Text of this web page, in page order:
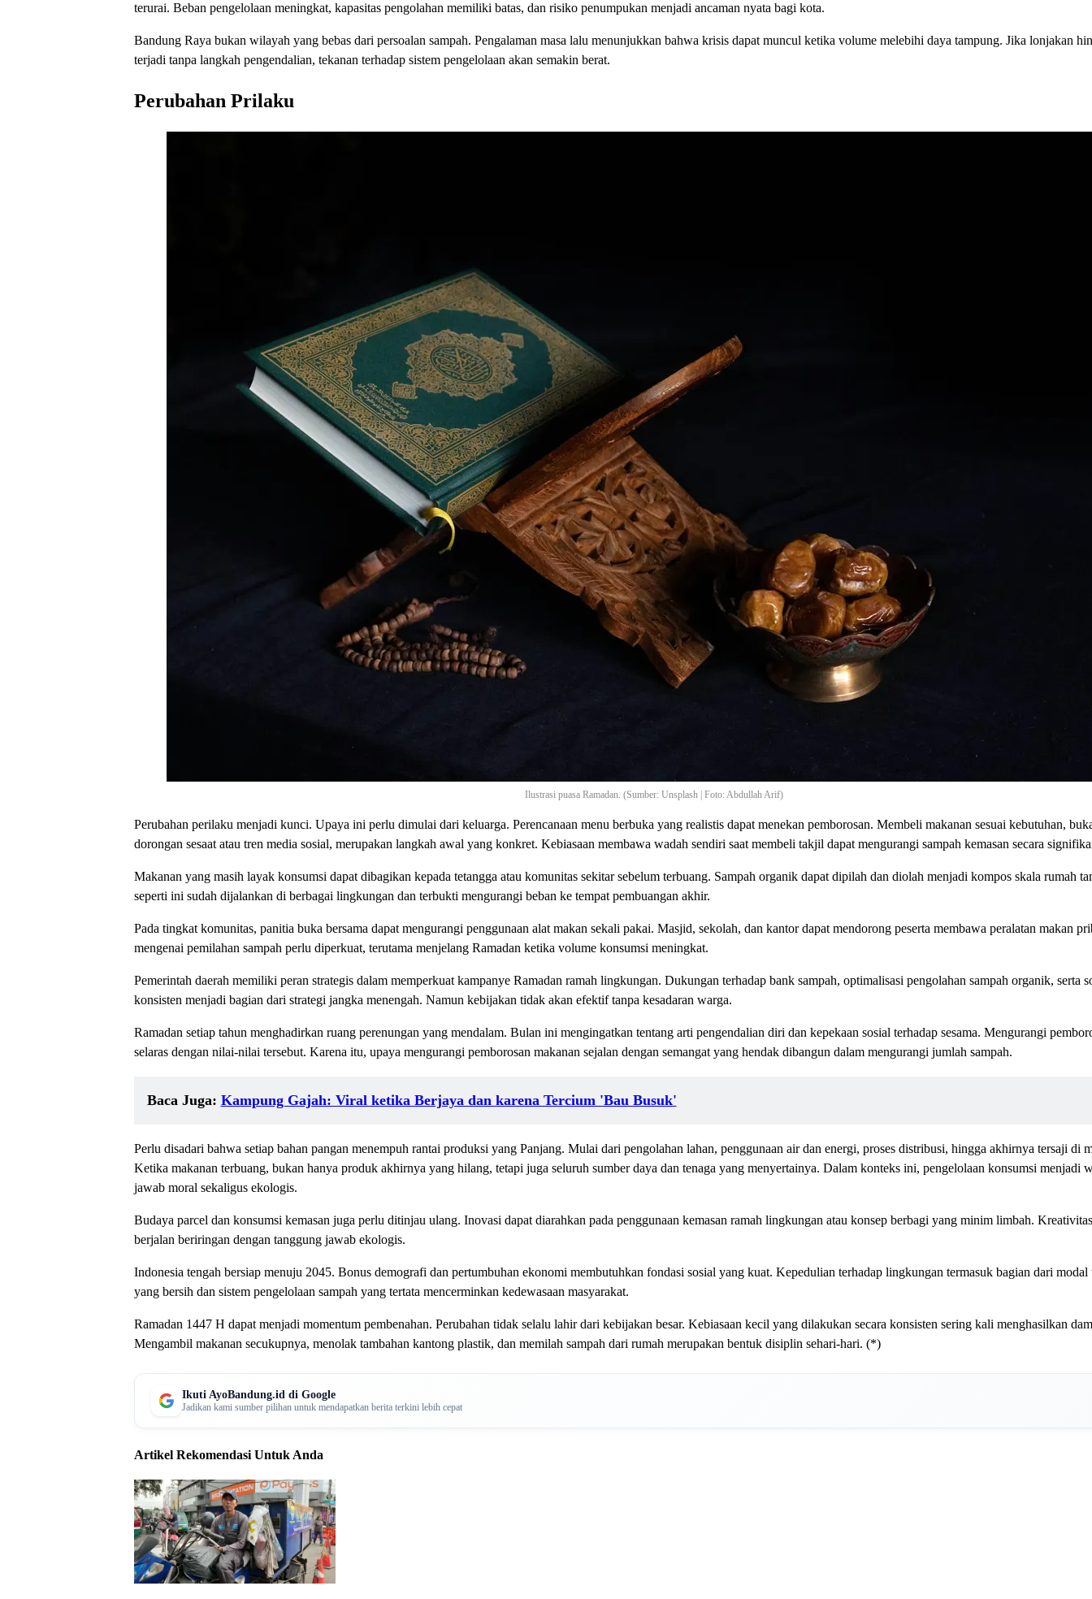
terurai. Beban pengelolaan meningkat, kapasitas pengolahan memiliki batas, dan risiko penumpukan menjadi ancaman nyata bagi kota.
Bandung Raya bukan wilayah yang bebas dari persoalan sampah. Pengalaman masa lalu menunjukkan bahwa krisis dapat muncul ketika volume melebihi daya tampung. Jika lonjakan
terjadi tanpa langkah pengendalian, tekanan terhadap sistem pengelolaan akan semakin berat.
Perubahan Prilaku
Ilustrasi puasa Ramadan. (Sumber: Unsplash | Foto: Abdullah Arif)
Perubahan perilaku menjadi kunci. Upaya ini perlu dimulai dari keluarga. Perencanaan menu berbuka yang realistis dapat menekan pemborosan. Membeli makanan sesuai kebutuhan,
dorongan sesaat atau tren media sosial, merupakan langkah awal yang konkret. Kebiasaan membawa wadah sendiri saat membeli takjil dapat mengurangi sampah kemasan secara
Makanan yang masih layak konsumsi dapat dibagikan kepada tetangga atau komunitas sekitar sebelum terbuang. Sampah organik dapat dipilah dan diolah menjadi kompos skala rumah
seperti ini sudah dijalankan di berbagai lingkungan dan terbukti mengurangi beban ke tempat pembuangan akhir.
Pada tingkat komunitas, panitia buka bersama dapat mengurangi penggunaan alat makan sekali pakai. Masjid, sekolah, dan kantor dapat mendorong peserta membawa peralatan makan
mengenai pemilahan sampah perlu diperkuat, terutama menjelang Ramadan ketika volume konsumsi meningkat.
Pemerintah daerah memiliki peran strategis dalam memperkuat kampanye Ramadan ramah lingkungan. Dukungan terhadap bank sampah, optimalisasi pengolahan sampah organik, serta
konsisten menjadi bagian dari strategi jangka menengah. Namun kebijakan tidak akan efektif tanpa kesadaran warga.
Ramadan setiap tahun menghadirkan ruang perenungan yang mendalam. Bulan ini mengingatkan tentang arti pengendalian diri dan kepekaan sosial terhadap sesama. Mengurangi
selaras dengan nilai-nilai tersebut. Karena itu, upaya mengurangi pemborosan makanan sejalan dengan semangat yang hendak dibangun dalam mengurangi jumlah sampah.
Baca Juga: Kampung Gajah: Viral ketika Berjaya dan karena Tercium 'Bau Busuk'
Perlu disadari bahwa setiap bahan pangan menempuh rantai produksi yang Panjang. Mulai dari pengolahan lahan, penggunaan air dan energi, proses distribusi, hingga akhirnya tersaji di
Ketika makanan terbuang, bukan hanya produk akhirnya yang hilang, tetapi juga seluruh sumber daya dan tenaga yang menyertainya. Dalam konteks ini, pengelolaan konsumsi menjadi
jawab moral sekaligus ekologis.
Budaya parcel dan konsumsi kemasan juga perlu ditinjau ulang. Inovasi dapat diarahkan pada penggunaan kemasan ramah lingkungan atau konsep berbagi yang minim limbah.
berjalan beriringan dengan tanggung jawab ekologis.
Indonesia tengah bersiap menuju 2045. Bonus demografi dan pertumbuhan ekonomi membutuhkan fondasi sosial yang kuat. Kepedulian terhadap lingkungan termasuk bagian dari modal
yang bersih dan sistem pengelolaan sampah yang tertata mencerminkan kedewasaan masyarakat.
Ramadan 1447 H dapat menjadi momentum pembenahan. Perubahan tidak selalu lahir dari kebijakan besar. Kebiasaan kecil yang dilakukan secara konsisten sering kali menghasilkan
Mengambil makanan secukupnya, menolak tambahan kantong plastik, dan memilah sampah dari rumah merupakan bentuk disiplin sehari-hari. (*)
Ikuti AyoBandung.id di Google
Jadikan kami sumber pilihan untuk mendapatkan berita terkini lebih cepat
Artikel Rekomendasi Untuk Anda